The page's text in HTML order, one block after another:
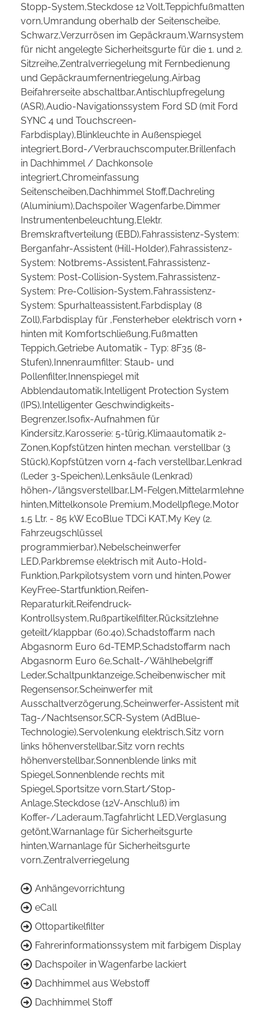
Stopp-System,Steckdose 12 Volt,Teppichfußmatten
vorn,Umrandung oberhalb der Seitenscheibe,
Schwarz,Verzurrösen im Gepäckraum,Warnsystem
für nicht angelegte Sicherheitsgurte für die 1. und 2.
Sitzreihe,Zentralverriegelung mit Fernbedienung
und Gepäckraumfernentriegelung,Airbag
Beifahrerseite abschaltbar,Antischlupfregelung
(ASR),Audio-Navigationssystem Ford SD (mit Ford
SYNC 4 und Touchscreen-
Farbdisplay),Blinkleuchte in Außenspiegel
integriert,Bord-/Verbrauchscomputer,Brillenfach
in Dachhimmel / Dachkonsole
integriert,Chromeinfassung
Seitenscheiben,Dachhimmel Stoff,Dachreling
(Aluminium),Dachspoiler Wagenfarbe,Dimmer
Instrumentenbeleuchtung,Elektr.
Bremskraftverteilung (EBD),Fahrassistenz-System:
Berganfahr-Assistent (Hill-Holder),Fahrassistenz-
System: Notbrems-Assistent,Fahrassistenz-
System: Post-Collision-System,Fahrassistenz-
System: Pre-Collision-System,Fahrassistenz-
System: Spurhalteassistent,Farbdisplay (8
Zoll),Farbdisplay für ,Fensterheber elektrisch vorn +
hinten mit Komfortschließung,Fußmatten
Teppich,Getriebe Automatik - Typ: 8F35 (8-
Stufen),Innenraumfilter: Staub- und
Pollenfilter,Innenspiegel mit
Abblendautomatik,Intelligent Protection System
(IPS),Intelligenter Geschwindigkeits-
Begrenzer,Isofix-Aufnahmen für
Kindersitz,Karosserie: 5-türig,Klimaautomatik 2-
Zonen,Kopfstützen hinten mechan. verstellbar (3
Stück),Kopfstützen vorn 4-fach verstellbar,Lenkrad
(Leder 3-Speichen),Lenksäule (Lenkrad)
höhen-/längsverstellbar,LM-Felgen,Mittelarmlehne
hinten,Mittelkonsole Premium,Modellpflege,Motor
1,5 Ltr. - 85 kW EcoBlue TDCi KAT,My Key (2.
Fahrzeugschlüssel
programmierbar),Nebelscheinwerfer
LED,Parkbremse elektrisch mit Auto-Hold-
Funktion,Parkpilotsystem vorn und hinten,Power
KeyFree-Startfunktion,Reifen-
Reparaturkit,Reifendruck-
Kontrollsystem,Rußpartikelfilter,Rücksitzlehne
geteilt/klappbar (60:40),Schadstoffarm nach
Abgasnorm Euro 6d-TEMP,Schadstoffarm nach
Abgasnorm Euro 6e,Schalt-/Wählhebelgriff
Leder,Schaltpunktanzeige,Scheibenwischer mit
Regensensor,Scheinwerfer mit
Ausschaltverzögerung,Scheinwerfer-Assistent mit
Tag-/Nachtsensor,SCR-System (AdBlue-
Technologie),Servolenkung elektrisch,Sitz vorn
links höhenverstellbar,Sitz vorn rechts
höhenverstellbar,Sonnenblende links mit
Spiegel,Sonnenblende rechts mit
Spiegel,Sportsitze vorn,Start/Stop-
Anlage,Steckdose (12V-Anschluß) im
Koffer-/Laderaum,Tagfahrlicht LED,Verglasung
getönt,Warnanlage für Sicherheitsgurte
hinten,Warnanlage für Sicherheitsgurte
vorn,Zentralverriegelung
Anhängevorrichtung
eCall
Ottopartikelfilter
Fahrerinformationssystem mit farbigem Display
Dachspoiler in Wagenfarbe lackiert
Dachhimmel aus Webstoff
Dachhimmel Stoff